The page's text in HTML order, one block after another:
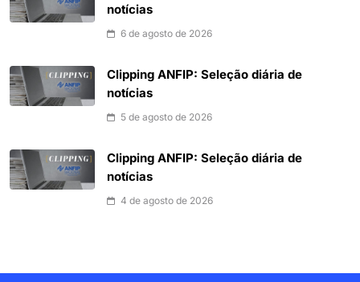
notícias
6 de agosto de 2026
Clipping ANFIP: Seleção diária de
notícias
5 de agosto de 2026
Clipping ANFIP: Seleção diária de
notícias
4 de agosto de 2026